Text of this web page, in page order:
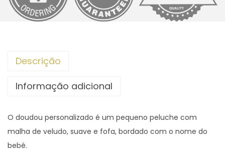
e
d
o
u
p
Descrição
Informação adicional
O doudou personalizado é um pequeno peluche com
malha de veludo, suave e fofa, bordado com o nome do
bebé.